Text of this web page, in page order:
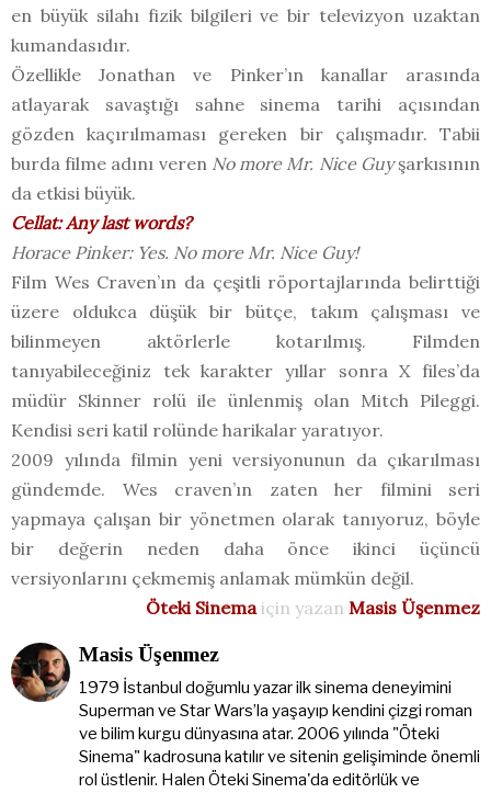
en büyük silahı fizik bilgileri ve bir televizyon uzaktan
kumandasıdır.
Özellikle Jonathan ve Pinker’ın kanallar arasında
atlayarak savaştığı sahne sinema tarihi açısından
gözden kaçırılmaması gereken bir çalışmadır. Tabii
burda filme adını veren No more Mr. Nice Guyşarkısının
da etkisi büyük.
Cellat: Any last words?
Horace Pinker: Yes. No more Mr. Nice Guy!
Film Wes Craven’ın da çeşitli röportajlarında belirttiği
üzere oldukca düşük bir bütçe, takım çalışması ve
bilinmeyen aktörlerle kotarılmış. Filmden
tanıyabileceğiniz tek karakter yıllar sonra X files’da
müdür Skinner rolü ile ünlenmiş olan Mitch Pileggi.
Kendisi seri katil rolünde harikalar yaratıyor.
2009 yılında filmin yeni versiyonunun da çıkarılması
gündemde. Wes craven’ın zaten her filmini seri
yapmaya çalışan bir yönetmen olarak tanıyoruz, böyle
bir değerin neden daha önce ikinci üçüncü
versiyonlarını çekmemiş anlamak mümkün değil.
Öteki Sinemaiçin yazan Masis Üşenmez
Masis Üşenmez
1979 İstanbul doğumlu yazar ilk sinema deneyimini
Superman ve Star Wars’la yaşayıp kendini çizgi roman
ve bilim kurgu dünyasına atar. 2006 yılında "Öteki
Sinema" kadrosuna katılır ve sitenin gelişiminde önemli
rol üstlenir. Halen Öteki Sinema'da editörlük ve